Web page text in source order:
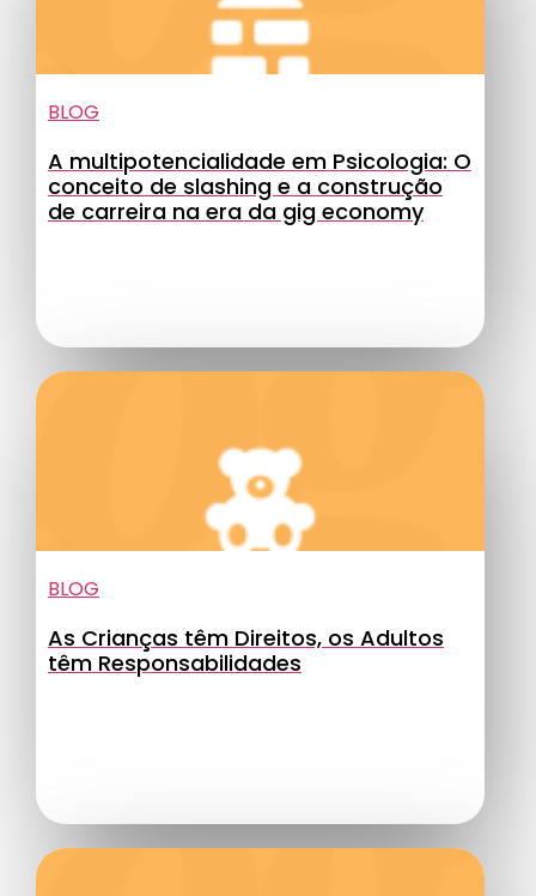
BLOG
A multipotencialidade em Psicologia: O
conceito de slashing e a construção
de carreira na era da gig economy
BLOG
As Crianças têm Direitos, os Adultos
têm Responsabilidades